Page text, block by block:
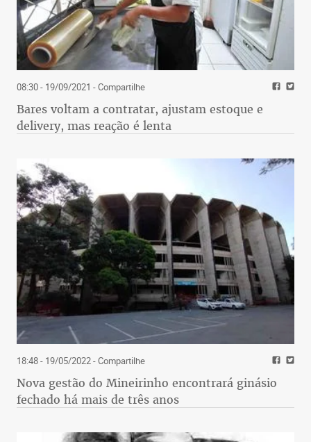
08:30 - 19/09/2021 - Compartilhe
Bares voltam a contratar, ajustam estoque e
delivery, mas reação é lenta
18:48 - 19/05/2022- Compartilhe
Nova gestão do Mineirinho encontrará ginásio
fechado há mais de três anos